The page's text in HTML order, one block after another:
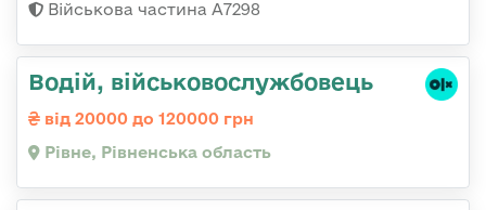
Військова частина А7298
Водій, військовослужбовець
від 20000 до 120000 грн
Рівне, Рівненська область